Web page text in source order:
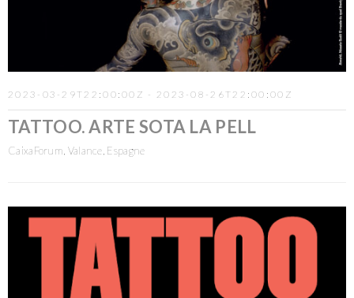
2023-03-29T22:00:00Z - 2023-08-26T22:00:00Z
TATTOO. ARTE SOTA LA PELL
CaixaForum, Valance, Espagne